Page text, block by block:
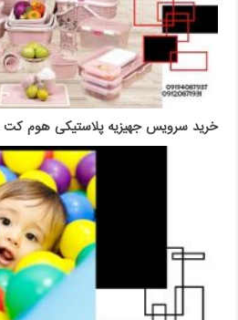
خرید سرویس جهیزیه پلاستیکی هوم کت